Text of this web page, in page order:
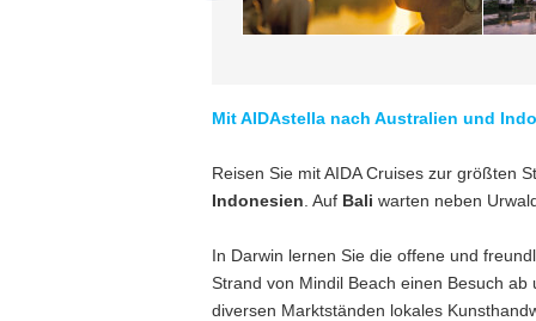
Mit AIDAstella nach Australien und
Reisen Sie mit AIDA Cruises zur größten
Indonesien . Auf Bali warten neben
In Darwin lernen Sie die offene und
Strand von Mindil Beach einen Besuch
diversen Marktständen lokales